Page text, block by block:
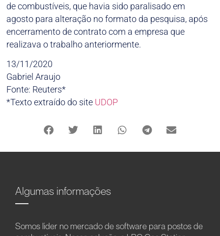
de combustíveis, que havia sido paralisado em
agosto para alteração no formato da pesquisa, após
encerramento de contrato com a empresa que
realizava o trabalho anteriormente.
13/11/2020
Gabriel Araujo
Fonte: Reuters*
*Texto extraído do site UDOP
Algumas informações
Somos líder no mercado de software para postos de